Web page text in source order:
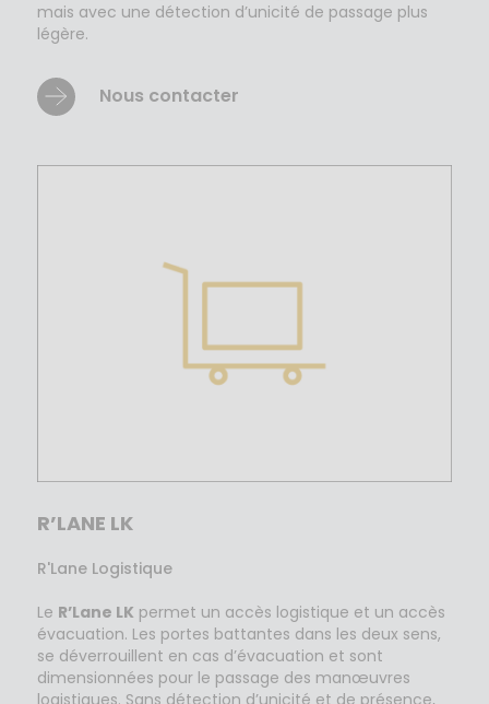
mais avec une détection d’unicité de passage plus
légère.
Nous contacter
R’LANE LK
R'Lane Logistique
Le R’Lane LK permet un accès logistique et un accès
évacuation. Les portes battantes dans les deux sens,
se déverrouillent en cas d’évacuation et sont
dimensionnées pour le passage des manœuvres
logistiques. Sans détection d’unicité et de présence,